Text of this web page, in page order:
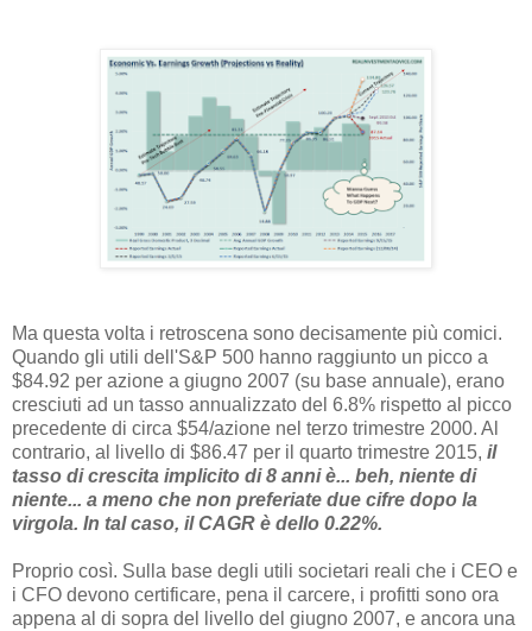
Ma questa volta i retroscena sono decisamente più comici.
Quando gli utili dell'S&P 500 hanno raggiunto un picco a
$84.92 per azione a giugno 2007 (su base annuale), erano
cresciuti ad un tasso annualizzato del 6.8% rispetto al picco
precedente di circa $54/azione nel terzo trimestre 2000. Al
contrario, al livello di $86.47 per il quarto trimestre 2015, il
tasso di crescita implicito di 8 anni è... beh, niente di
niente... a meno che non preferiate due cifre dopo la
virgola. In tal caso, il CAGR è dello 0.22%.
Proprio così. Sulla base degli utili societari reali che i CEO e
i CFO devono certificare, pena il carcere, i profitti sono ora
appena al di sopra del livello del giugno 2007, e ancora una